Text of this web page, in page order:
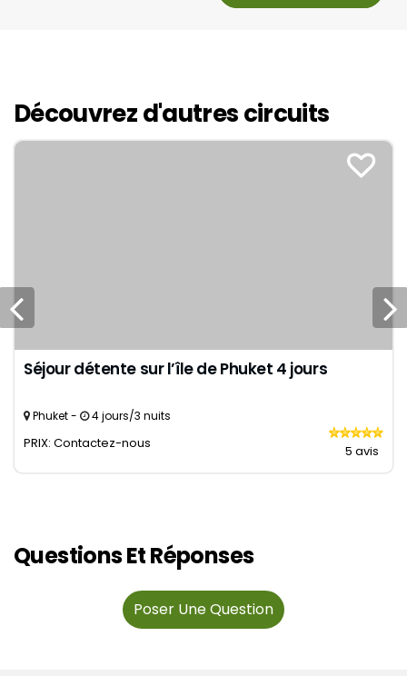
Découvrez d'autres circuits
Séjour détente sur l’île de Phuket 4 jours
Phuket - 4 jours/3 nuits
PRIX: Contactez-nous 5 avis
Questions Et Réponses
Poser Une Question